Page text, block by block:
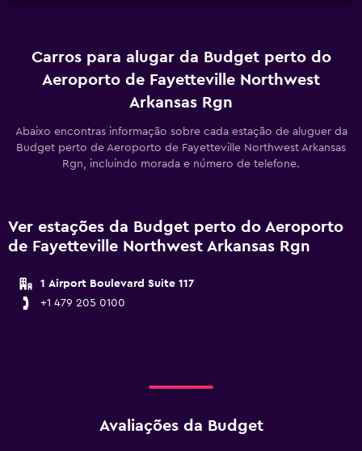
Carros para alugar da Budget perto do
Aeroporto de Fayetteville Northwest
Arkansas Rgn
Abaixo encontras informação sobre cada estação de aluguer da
Budget perto de Aeroporto de Fayetteville Northwest Arkansas
Rgn, incluindo morada e número de telefone.
Ver estações da Budget perto do Aeroporto
de Fayetteville Northwest Arkansas Rgn
1 Airport Boulevard Suite 117
+1 479 205 0100
Avaliações da Budget